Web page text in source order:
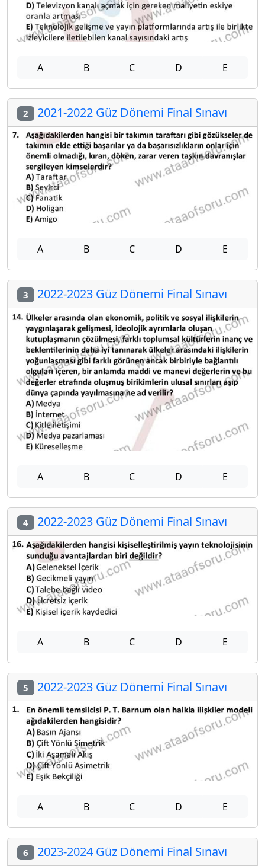
A B C D E
2 2021-2022 Güz Dönemi Final Sınavı
A B C D E
3 2022-2023 Güz Dönemi Final Sınavı
A B C D E
4 2022-2023 Güz Dönemi Final Sınavı
A B C D E
5 2022-2023 Güz Dönemi Final Sınavı
A B C D E
6 2023-2024 Güz Dönemi Final Sınavı